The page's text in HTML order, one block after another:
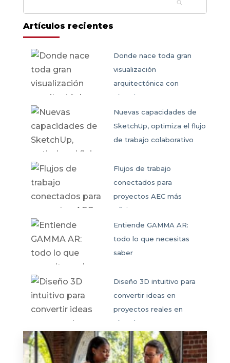
Artículos recientes
Donde nace toda gran
visualización
arquitectónica con
SketchUp
Nuevas capacidades de
SketchUp, optimiza el flujo
de trabajo colaborativo
Flujos de trabajo
conectados para
proyectos AEC más
eficientes
Entiende GAMMA AR:
todo lo que necesitas
saber
Diseño 3D intuitivo para
convertir ideas en
proyectos reales en
SketchUp